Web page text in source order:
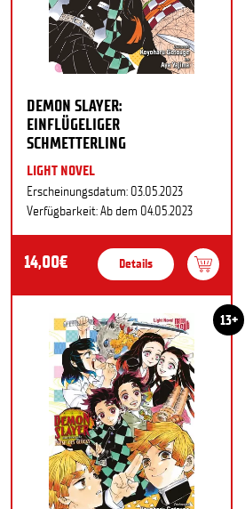
DEMON SLAYER:
EINFLÜGELIGER
SCHMETTERLING
LIGHT NOVEL
Erscheinungsdatum: 03.05.2023
Verfügbarkeit: Ab dem 04.05.2023
14,00€ Details
13+